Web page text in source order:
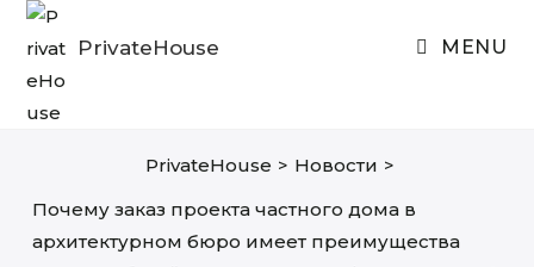
Skip
content
PrivateHouse MENU
PrivateHouse > Новости >
Почему заказ проекта частного дома в
архитектурном бюро имеет преимущества